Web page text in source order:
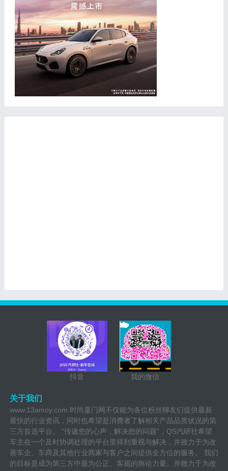
抖音 我的微信
关于我们
www.13amoy.com 时尚厦门网不仅能为各位粉丝聊友们提供最新
最快的行业资讯，同时也希望是消费者了解相关产品品质状况的第
三方首选平台。 “传递您的心声，解决您的问题”，QS汽研社希望
车主在一个及时协调处理的平台里得到重视与解决，并致力于为改
善车企、车商及其他行业商家与客户之间提供全方位的服务。 我们
的目标是成为第三方中最为公正、客观的舆论力量。并致力于为改